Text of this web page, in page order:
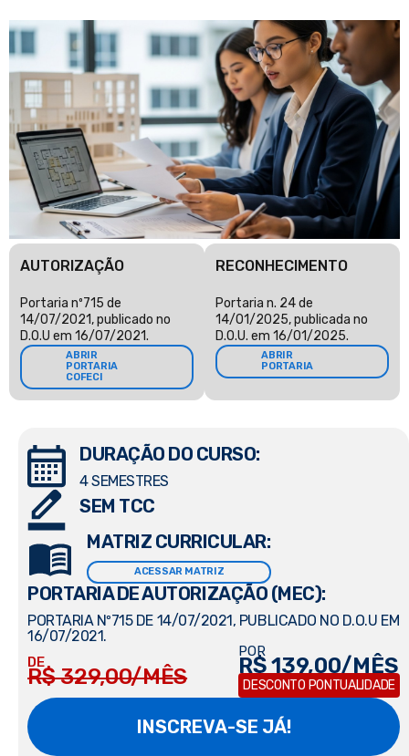
AUTORIZAÇÃO
Portaria nº715 de
14/07/2021, publicado no
D.O.U em 16/07/2021.
ABRIR
PORTARIA
COFECI
RECONHECIMENTO
Portaria n. 24 de
14/01/2025, publicada no
D.O.U. em 16/01/2025.
ABRIR
PORTARIA
DURAÇÃO DO CURSO:
4 SEMESTRES
SEM TCC
MATRIZ CURRICULAR:
ACESSAR MATRIZ
PORTARIA DE AUTORIZAÇÃO (MEC):
PORTARIA Nº715 DE 14/07/2021, PUBLICADO NO D.O.U EM
16/07/2021.
DE
R$ 329,00/MÊS
POR
R$ 139,00/MÊS
DESCONTO PONTUALIDADE
INSCREVA-SE JÁ!